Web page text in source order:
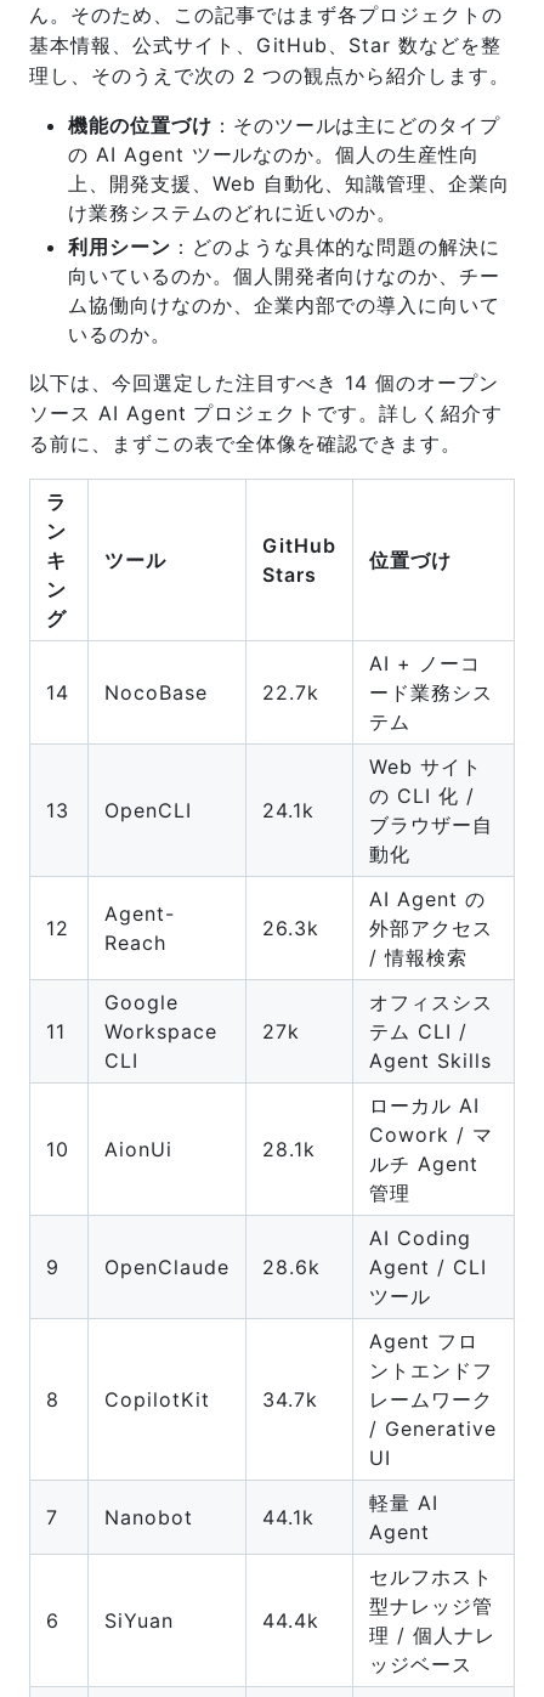
ん。そのため、この記事ではまず各プロジェクトの
基本情報、公式サイト、GitHub、Star 数などを整
理し、そのうえで次の 2 つの観点から紹介します。
機能の位置づけ ：そのツールは主にどのタイプ
の AI Agent ツールなのか。個人の生産性向
上、開発支援、Web 自動化、知識管理、企業向
け業務システムのどれに近いのか。
利用シーン ：どのような具体的な問題の解決に
向いているのか。個人開発者向けなのか、チー
ム協働向けなのか、企業内部での導入に向いて
いるのか。
以下は、今回選定した注目すべき 14 個のオープン
ソース AI Agent プロジェクトです。詳しく紹介す
る前に、まずこの表で全体像を確認できます。
ラ
ン
キ
ン
グ
ツール
GitHub
Stars
位置づけ
14 NocoBase 22.7k
AI + ノーコ
ード業務シス
テム
13 OpenCLI 24.1k
Web サイト
の CLI 化 /
ブラウザー自
動化
12
Agent-
Reach
26.3k
AI Agent の
外部アクセス
/ 情報検索
11
Google
Workspace
CLI
27k
オフィスシス
テム CLI /
Agent Skills
10 AionUi 28.1k
ローカル AI
Cowork / マ
ルチ Agent
管理
9 OpenClaude 28.6k
AI Coding
Agent / CLI
ツール
8 CopilotKit 34.7k
Agent フロ
ントエンドフ
レームワーク
/ Generative
UI
7 Nanobot 44.1k
軽量 AI
Agent
6 SiYuan 44.4k
セルフホスト
型ナレッジ管
理 / 個人ナレ
ッジベース